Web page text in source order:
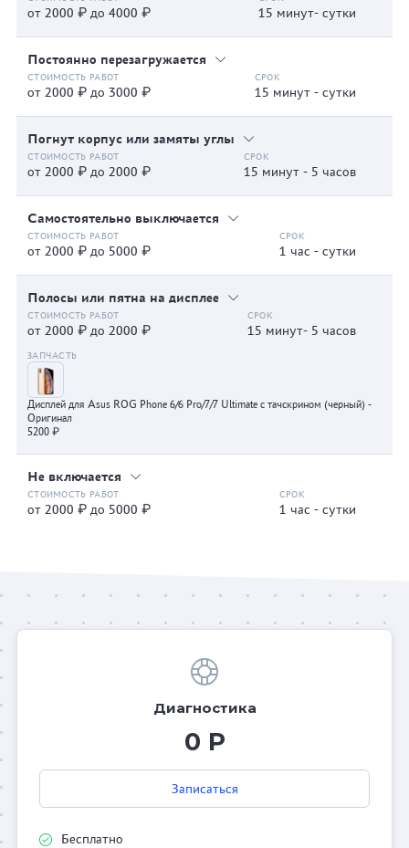
от 2000 ₽ до 4000 ₽ 15 минут- сутки
Постоянно перезагружается
от 2000 ₽ до 3000 ₽ 15 минут - сутки
Погнут корпус или замяты углы
от 2000 ₽ до 2000 ₽ 15 минут - 5 часов
Самостоятельно выключается
от 2000 ₽ до 5000 ₽ 1 час - сутки
Полосы или пятна на дисплее
от 2000 ₽ до 2000 ₽ 15 минут- 5 часов
Дисплей для Asus ROG Phone 6/6 Pro/7/7 Ultimate с тачскрином (черный) -
Оригинал
5200 ₽
Не включается
от 2000 ₽ до 5000 ₽ 1 час - сутки
Диагностика
0 Р
Записаться
Бесплатно